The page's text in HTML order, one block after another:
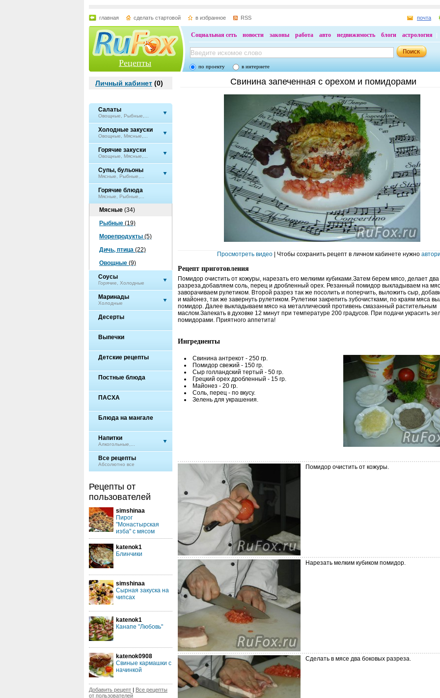
главная сделать стартовой в избранное RSS почта
Рецепты
Социальная сеть новости законы работа авто недвижимость блоги астрология
по проекту в интернете
Личный кабинет (0)
Салаты
Овощные, Рыбные,...
Холодные закуски
Овощные, Мясные,...
Горячие закуски
Овощные, Мясные,...
Супы, бульоны
Мясные, Рыбные,...
Горячие блюда
Мясные, Рыбные,...
Мясные (34)
Рыбные (19)
Морепродукты (5)
Дичь, птица (22)
Овощные (9)
Соусы
Горячие, Холодные
Маринады
Холодные
Десерты
Выпечки
Детские рецепты
Постные блюда
ПАСХА
Блюда на мангале
Напитки
Алкогольные,...
Все рецепты
Абсолютно все
Рецепты от
пользователей
simshinaa
Пирог
"Монастырская
изба" с мясом
katenok1
Блинчики
simshinaa
Сырная закуска на
чипсах
katenok1
Канапе "Любовь"
katenok0908
Свиные кармашки с
начинкой
Добавить рецепт | Все рецепты
от пользователей
Свинина запеченная с орехом и помидорами
Просмотреть видео | Чтобы сохранить рецепт в личном кабинете нужно
Рецепт приготовления
Помидор очистить от кожуры, нарезать его мелкими кубиками.Затем берем мясо, делает
разреза,добавляем соль, перец и дробленный орех. Резанный помидор выкладываем на
заворачиваем рулетиком. Второй разрез так же посолить и поперчить, выложить сыр,
и майонез, так же завернуть рулетиком. Рулетики закрепить зубочистками, по краям мяса
помидор. Далее выкладываем мясо на металлический противень смазанный растительным
маслом.Запекать в духовке 12 минут при температуре 200 градусов. При подачи украсить
помидорами. Приятного аппетита!
Ингредиенты
Свинина антрекот - 250 гр.
Помидор свежий - 150 гр.
Сыр голландский тертый - 50 гр.
Грецкий орех дробленный - 15 гр.
Майонез - 20 гр.
Соль, перец - по вкусу.
Зелень для украшения.
Помидор очистить от кожуры.
Нарезать мелким кубиком помидор.
Сделать в мясе два боковых разреза.